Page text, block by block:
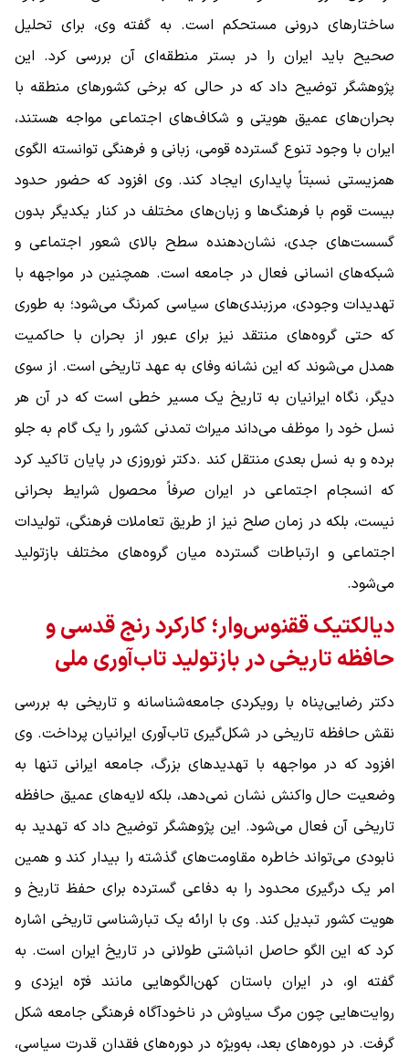
ساختارهای درونی مستحکم است. به گفته وی، برای تحلیل
صحیح باید ایران را در بستر منطقه‌ای آن بررسی کرد. این
پژوهشگر توضیح داد که در حالی که برخی کشورهای منطقه با
بحران‌های عمیق هویتی و شکاف‌های اجتماعی مواجه هستند،
ایران با وجود تنوع گسترده قومی، زبانی و فرهنگی توانسته الگوی
همزیستی نسبتاً پایداری ایجاد کند. وی افزود که حضور حدود
بیست قوم با فرهنگ‌ها و زبان‌های مختلف در کنار یکدیگر بدون
گسست‌های جدی، نشان‌دهنده سطح بالای شعور اجتماعی و
شبکه‌های انسانی فعال در جامعه است. همچنین در مواجهه با
تهدیدات وجودی، مرزبندی‌های سیاسی کمرنگ می‌شود؛ به طوری
که حتی گروه‌های منتقد نیز برای عبور از بحران با حاکمیت
همدل می‌شوند که این نشانه وفای به عهد تاریخی است. از سوی
دیگر، نگاه ایرانیان به تاریخ یک مسیر خطی است که در آن هر
نسل خود را موظف می‌داند میراث تمدنی کشور را یک گام به جلو
برده و به نسل بعدی منتقل کند .دکتر نوروزی در پایان تاکید کرد
که انسجام اجتماعی در ایران صرفاً محصول شرایط بحرانی
نیست، بلکه در زمان صلح نیز از طریق تعاملات فرهنگی، تولیدات
اجتماعی و ارتباطات گسترده میان گروه‌های مختلف بازتولید
می‌شود.
دیالکتیک ققنوس‌وار؛ کارکرد رنج قدسی و
حافظه تاریخی در بازتولید تاب‌آوری ملی
دکتر رضایی‌پناه با رویکردی جامعه‌شناسانه و تاریخی به بررسی
نقش حافظه تاریخی در شکل‌گیری تاب‌آوری ایرانیان پرداخت. وی
افزود که در مواجهه با تهدیدهای بزرگ، جامعه ایرانی تنها به
وضعیت حال واکنش نشان نمی‌دهد، بلکه لایه‌های عمیق حافظه
تاریخی آن فعال می‌شود. این پژوهشگر توضیح داد که تهدید به
نابودی می‌تواند خاطره مقاومت‌های گذشته را بیدار کند و همین
امر یک درگیری محدود را به دفاعی گسترده برای حفظ تاریخ و
هویت کشور تبدیل کند. وی با ارائه یک تبارشناسی تاریخی اشاره
کرد که این الگو حاصل انباشتی طولانی در تاریخ ایران است. به
گفته او، در ایران باستان کهن‌الگوهایی مانند فرّه ایزدی و
روایت‌هایی چون مرگ سیاوش در ناخودآگاه فرهنگی جامعه شکل
گرفت. در دوره‌های بعد، به‌ویژه در دوره‌های فقدان قدرت سیاسی،